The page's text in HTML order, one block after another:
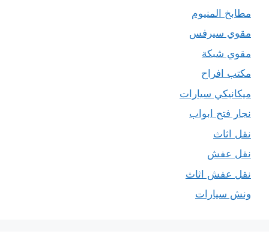
مطابخ المنيوم
مقوي سيرفس
مقوي شبكة
مكتب افراح
ميكانيكي سيارات
نجار فتح ابواب
نقل اثاث
نقل عفش
نقل عفش اثاث
ونش سيارات